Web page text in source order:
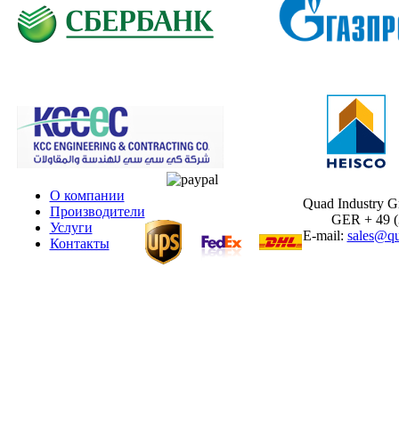
О компании
Производители
Услуги
Контакты
Quad Industry
GER + 49
E-mail: